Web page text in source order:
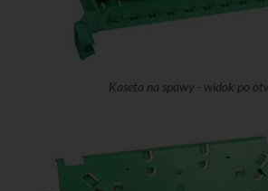
Kaseta na spawy - widok po